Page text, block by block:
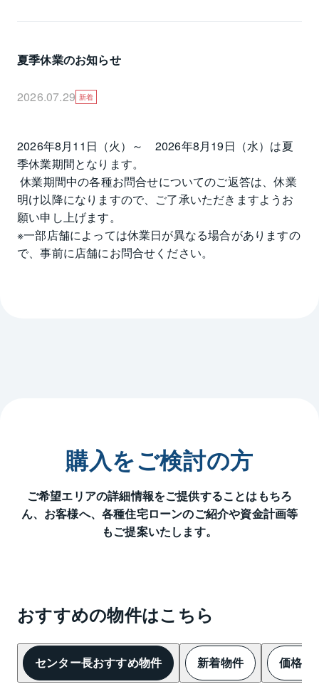
夏季休業のお知らせ
2026.07.29 新着
2026年8月11日（火）～　2026年8月19日（水）は夏
季休業期間となります。
休業期間中の各種お問合せについてのご返答は、休業
明け以降になりますので、ご了承いただきますようお
願い申し上げます。
※一部店舗によっては休業日が異なる場合がありますの
で、事前に店舗にお問合せください。
購入をご検討の方
ご希望エリアの詳細情報をご提供することはもちろ
ん、 お客様へ、各種住宅ローンのご紹介や資金計画等
もご提案いたします。
おすすめの物件はこちら
センター長おすすめ物件 新着物件 価格変